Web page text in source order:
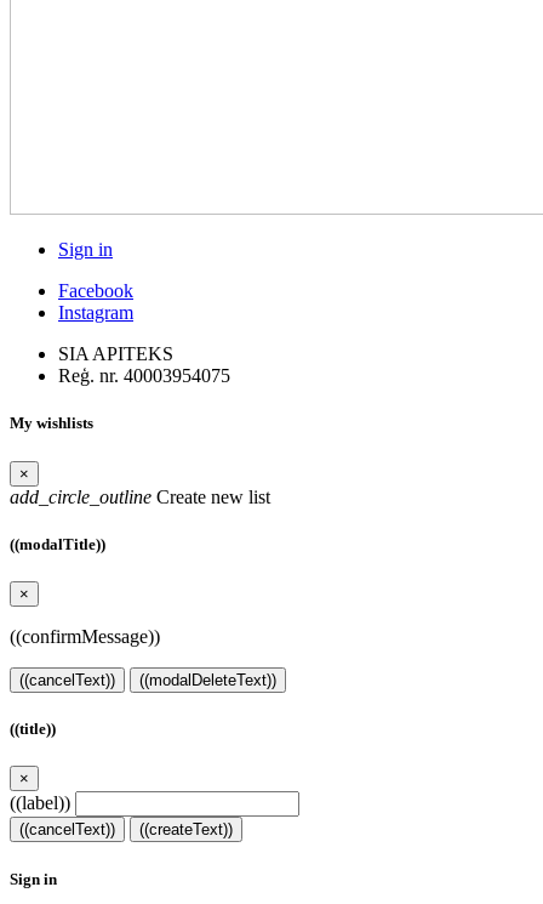
Sign in
Facebook
Instagram
SIA APITEKS
Reģ. nr. 40003954075
My wishlists
×
add_circle_outline Create new list
((modalTitle))
×
((confirmMessage))
((cancelText)) ((modalDeleteText))
((title))
×
((label))
((cancelText)) ((createText))
Sign in